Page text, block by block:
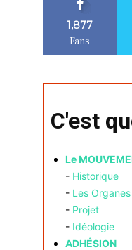
1,877
Fans
C'est
Le
- Historique
- Les Organes
- Projet
- Idéologie
ADHÉSION